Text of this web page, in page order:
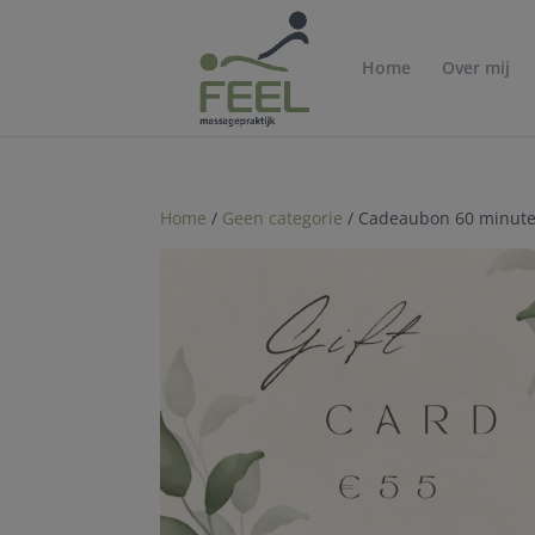
Home Over mij
Home / Geen categorie / Cadeaubon 60